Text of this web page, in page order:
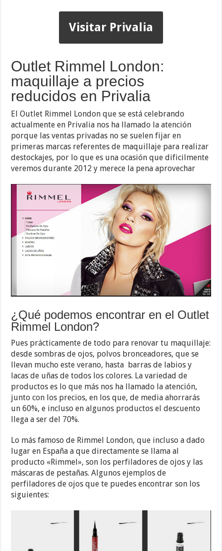
Visitar Privalia
Outlet Rimmel London:
maquillaje a precios
reducidos en Privalia
El Outlet Rimmel London que se está celebrando
actualmente en Privalia nos ha llamado la atención
porque las ventas privadas no se suelen fijar en
primeras marcas referentes de maquillaje para realizar
destockajes, por lo que es una ocasión que dificilmente
veremos durante 2012 y merece la pena aprovechar
¿Qué podemos encontrar en el Outlet
Rimmel London?
Pues prácticamente de todo para renovar tu maquillaje:
desde sombras de ojos, polvos bronceadores, que se
llevan mucho este verano, hasta barras de labios y
lacas de uñas de todos los colores. La variedad de
productos es lo que más nos ha llamado la atención,
junto con los precios, en los que, de media ahorrarás
un 60%, e incluso en algunos productos el descuento
llega a ser del 70%.
Lo más famoso de Rimmel London, que incluso a dado
lugar en España a que directamente se llama al
producto «Rimmel», son los perfiladores de ojos y las
máscaras de pestañas. Algunos ejemplos de
perfiladores de ojos que te puedes encontrar son los
siguientes: